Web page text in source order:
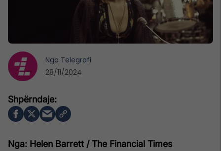
Nga: Helen Barrett / The Financial Times
Nga Telegrafi
28/11/2024